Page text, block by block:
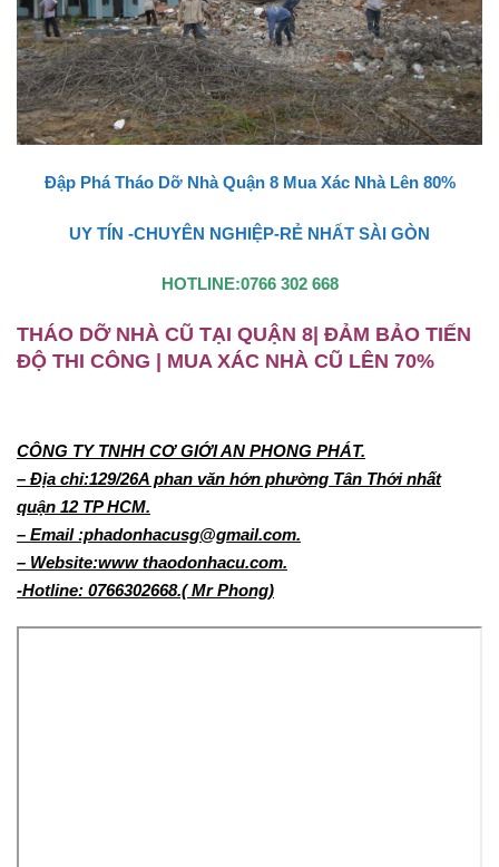
Đập Phá Tháo Dỡ Nhà Quận 8 Mua Xác Nhà Lên 80%
UY TÍN -CHUYÊN NGHIỆP-RẺ NHẤT SÀI GÒN
HOTLINE:0766 302 668
THÁO DỠ NHÀ CŨ TẠI QUẬN 8| ĐẢM BẢO TIẾN
ĐỘ THI CÔNG | MUA XÁC NHÀ CŨ LÊN 70%
CÔNG TY TNHH CƠ GIỚI AN PHONG PHÁT.
– Địa chỉ:129/26A phan văn hớn phường Tân Thới nhất
quận 12 TP HCM.
– Email :phadonhacusg@gmail.com.
– Website:www thaodonhacu.com.
-Hotline: 0766302668.( Mr Phong)